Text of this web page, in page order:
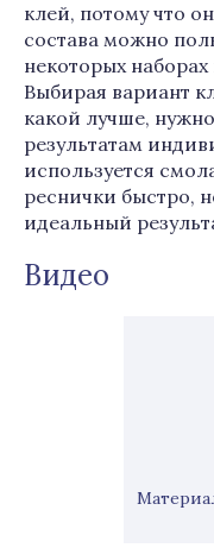
клей, потому что
состава можно
некоторых
Выбирая вариант
какой лучше,
результатам
используется
реснички быстро,
идеальный
Видео